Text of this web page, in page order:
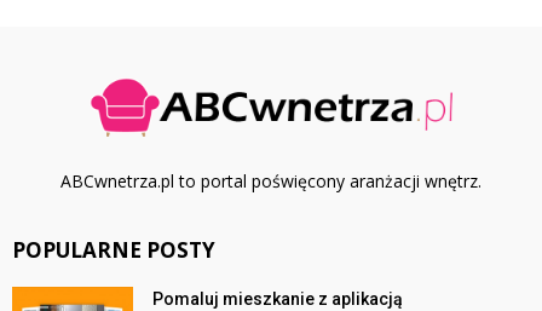
ABCwnetrza.pl to portal poświęcony aranżacji wnętrz.
POPULARNE POSTY
Pomaluj mieszkanie z aplikacją